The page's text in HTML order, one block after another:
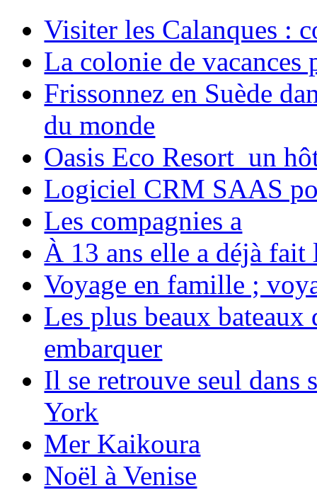
Visiter les Calanques :
La colonie de vacances
Frissonnez en Suède
du monde
Oasis Eco Resort un
Logiciel CRM SAAS
Les compagnies a
À 13 ans elle a déjà
Voyage en famille ;
Les plus beaux bateaux
embarquer
Il se retrouve seul dans
York
Mer Kaikoura
Noël à Venise